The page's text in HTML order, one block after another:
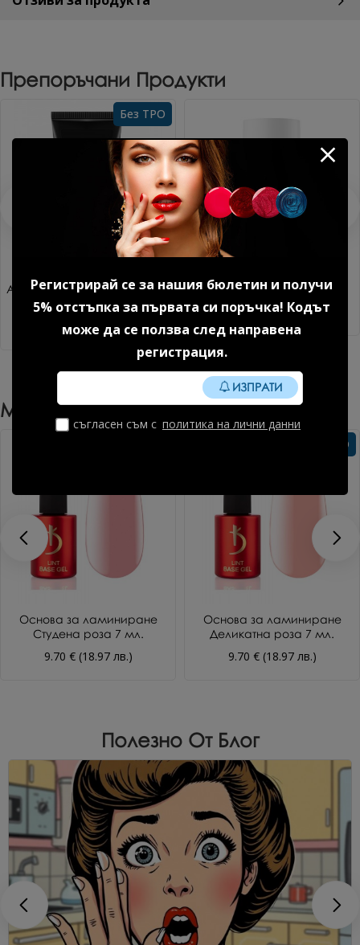
Регистрирай се за нашия бюлетин и получи
5% отстъпка за първата си поръчка! Кодът
може да се ползва след направена
регистрация.
ИЗПРАТИ
съгласен съм с политика на лични данни
Препоръчани Продукти
Без TPO
Акригел Sparkle mood №1 15
гр. 1 бр.
14.85 € (29.04 лв.)
Дехидратор 15 мл.
8.18 € (16.00 лв.)
Може Да Харесате Още
Основа за ламиниране
Студена роза 7 мл.
9.70 € (18.97 лв.)
Без TPO
Основа за ламиниране
Деликатна роза 7 мл.
9.70 € (18.97 лв.)
Полезно От Блог